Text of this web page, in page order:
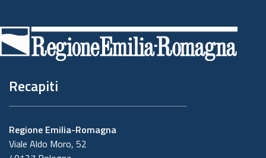
di
pagina
Recapiti
Regione Emilia-Romagna
Viale Aldo Moro, 52